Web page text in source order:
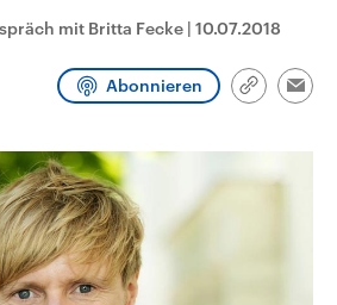
Parteien Podcasts
mit Britta Fecke | 10.07.2018
Abonnieren
Link